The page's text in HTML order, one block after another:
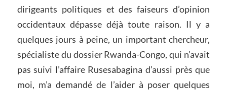
dirigeants politiques et des faiseurs d’opinion
occidentaux dépasse déjà toute raison. Il y a
quelques jours à peine, un important chercheur,
spécialiste du dossier Rwanda-Congo, qui n’avait
pas suivi l’affaire Rusesabagina d’aussi près que
moi, m’a demandé de l’aider à poser quelques